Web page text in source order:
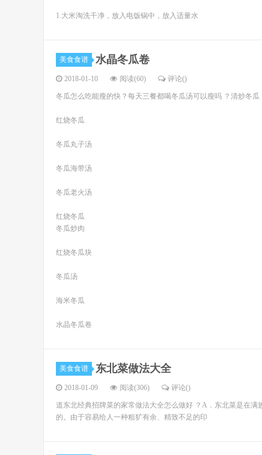
1.大米淘洗干净，放入电饭锅中，放入适量水
美食食谱 水晶冬瓜卷
2018-01-10 阅读(60) 评论()
冬瓜怎么吃能瘦的快？每天三餐都喝冬瓜汤可以瘦吗 ？清炒冬瓜
红烧冬瓜
冬瓜丸子汤
冬瓜海带汤
冬瓜老火汤
红烧冬瓜
冬瓜炒肉
红烧冬瓜块
冬瓜汤
海米冬瓜
水晶冬瓜卷
美食食谱 东北菜做法大全
2018-01-09 阅读(306) 评论()
道东北经典招牌菜的家常做法大全怎么做好 ？A．东北菜是在
的。由于容易给人一种粗犷有余、精致不足的印